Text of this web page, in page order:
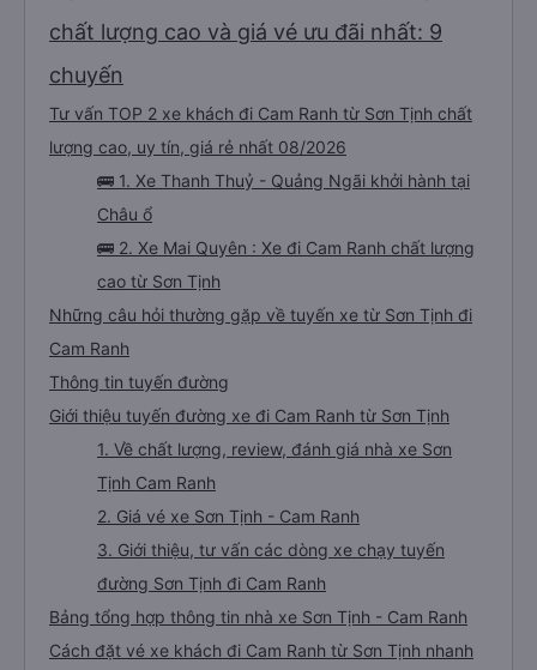
chất lượng cao và giá vé ưu đãi nhất: 9
chuyến
Tư vấn TOP 2 xe khách đi Cam Ranh từ Sơn Tịnh chất
lượng cao, uy tín, giá rẻ nhất 08/2026
🚌 1. Xe Thanh Thuỷ - Quảng Ngãi khởi hành tại
Châu ổ
🚌 2. Xe Mai Quyên : Xe đi Cam Ranh chất lượng
cao từ Sơn Tịnh
Những câu hỏi thường gặp về tuyến xe từ Sơn Tịnh đi
Cam Ranh
Thông tin tuyến đường
Giới thiệu tuyến đường xe đi Cam Ranh từ Sơn Tịnh
1. Về chất lượng, review, đánh giá nhà xe Sơn
Tịnh Cam Ranh
2. Giá vé xe Sơn Tịnh - Cam Ranh
3. Giới thiệu, tư vấn các dòng xe chạy tuyến
đường Sơn Tịnh đi Cam Ranh
Bảng tổng hợp thông tin nhà xe Sơn Tịnh - Cam Ranh
Cách đặt vé xe khách đi Cam Ranh từ Sơn Tịnh nhanh